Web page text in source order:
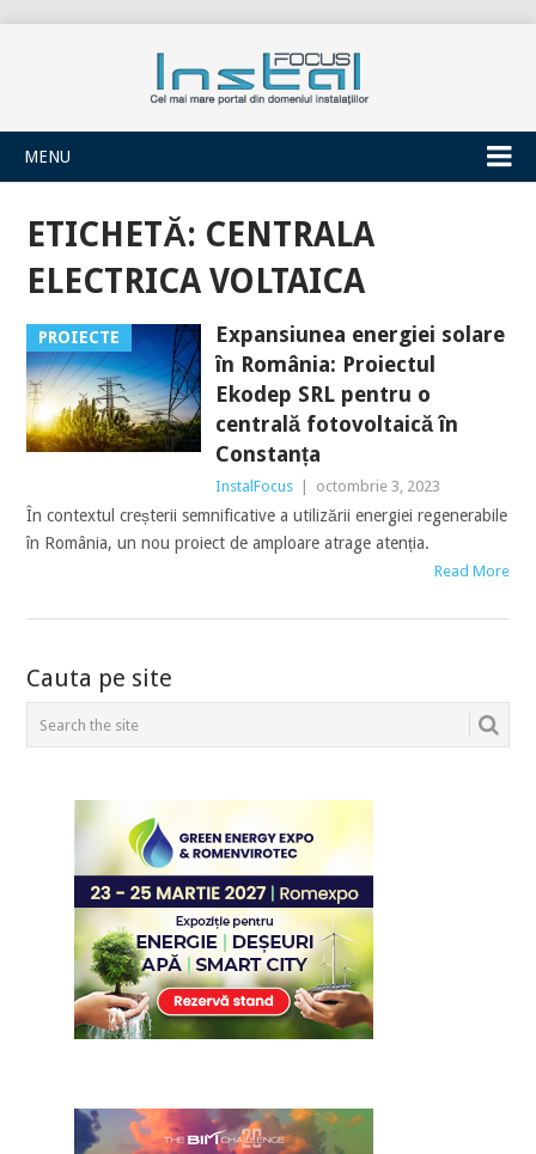
INSTALFOCUS
MENU
ETICHETĂ: CENTRALA
ELECTRICA VOLTAICA
PROIECTE
Expansiunea energiei solare
în România: Proiectul
Ekodep SRL pentru o
centrală fotovoltaică în
Constanța
InstalFocus octombrie 3, 2023
În contextul creșterii semnificative a utilizării energiei regenerabile
în România, un nou proiect de amploare atrage atenția.
Read More
POSTS
NAVIGATION
Cauta pe site